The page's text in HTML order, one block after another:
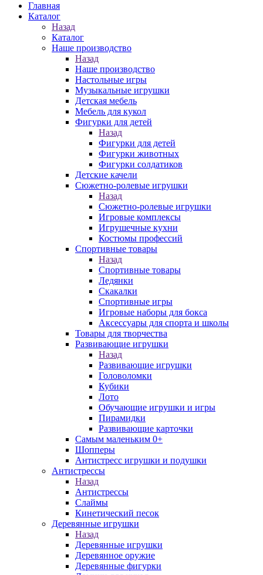
Главная
Каталог
Назад
Каталог
Наше производство
Назад
Наше производство
Настольные игры
Музыкальные игрушки
Детская мебель
Мебель для кукол
Фигурки для детей
Назад
Фигурки для детей
Фигурки животных
Фигурки солдатиков
Детские качели
Сюжетно-ролевые игрушки
Назад
Сюжетно-ролевые игрушки
Игровые комплексы
Игрушечные кухни
Костюмы профессий
Спортивные товары
Назад
Спортивные товары
Ледянки
Скакалки
Спортивные игры
Игровые наборы для бокса
Аксессуары для спорта и школы
Товары для творчества
Развивающие игрушки
Назад
Развивающие игрушки
Головоломки
Кубики
Лото
Обучающие игрушки и игры
Пирамидки
Развивающие карточки
Самым маленьким 0+
Шопперы
Антистресс игрушки и подушки
Антистрессы
Назад
Антистрессы
Слаймы
Кинетический песок
Деревянные игрушки
Назад
Деревянные игрушки
Деревянное оружие
Деревянные фигурки